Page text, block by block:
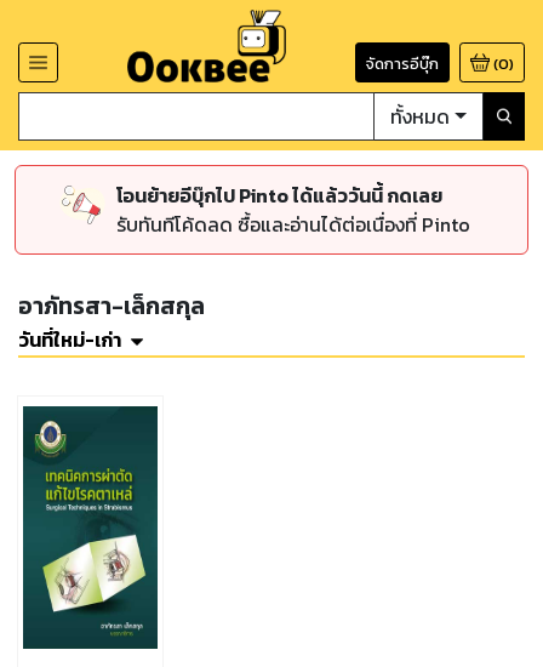
จัดการอีบุ๊ก (0)
ทั้งหมด
โอนย้ายอีบุ๊กไป Pinto ได้แล้ววันนี้ กดเลย
รับทันทีโค้ดลด ซื้อและอ่านได้ต่อเนื่องที่ Pinto
อาภัทรสา-เล็กสกุล
วันที่ใหม่-เก่า